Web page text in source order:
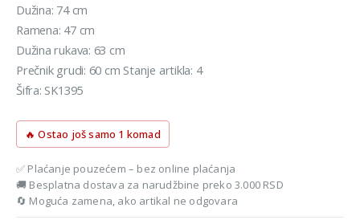
Dužina: 74 cm
Ramena: 47 cm
Dužina rukava: 63 cm
Prečnik grudi: 60 cm Stanje artikla: 4
Šifra: SK1395
🔥 Ostao još samo 1 komad
✅ Plaćanje pouzećem – bez online plaćanja
🚚 Besplatna dostava za narudžbine preko 3.000 RSD
🔄 Moguća zamena, ako artikal ne odgovara